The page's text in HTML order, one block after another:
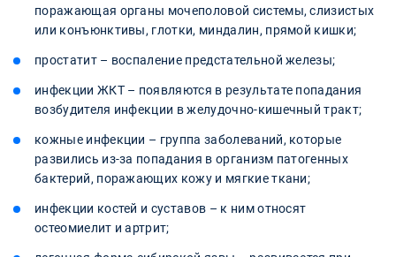
поражающая органы мочеполовой системы, слизистых
или конъюнктивы, глотки, миндалин, прямой кишки;
простатит – воспаление предстательной железы;
инфекции ЖКТ – появляются в результате попадания
возбудителя инфекции в желудочно-кишечный тракт;
кожные инфекции – группа заболеваний, которые
развились из-за попадания в организм патогенных
бактерий, поражающих кожу и мягкие ткани;
инфекции костей и суставов – к ним относят
остеомиелит и артрит;